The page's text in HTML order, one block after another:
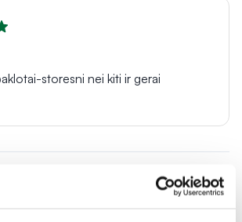
storesni nei kiti ir gerai